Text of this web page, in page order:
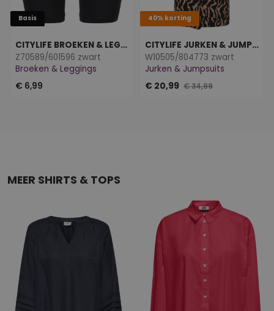
Basis
CITYLIFE BROEKEN & LEGGINGS
Z70589/601596 zwart
Broeken & Leggings
€ 6,99
40% korting
CITYLIFE JURKEN & JUMPSUITS
W10505/804773 zwart
Jurken & Jumpsuits
€ 20,99 € 34,99
MEER SHIRTS & TOPS